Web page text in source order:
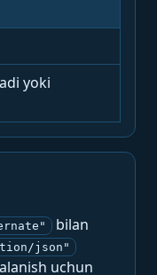
yoki
bilan
json"
uchun